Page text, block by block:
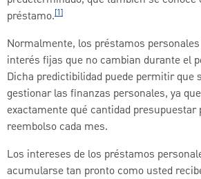
préstamo.[1]
Normalmente, los préstamos
interés fijas que no cambian durante el
Dicha predictibilidad puede permitir que
gestionar las finanzas personales, ya
exactamente qué cantidad presupuestar
reembolso cada mes.
Los intereses de los préstamos
acumularse tan pronto como usted